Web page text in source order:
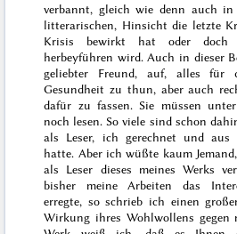
verbannt, gleich wie denn auch in
litterarischen, Hinsicht die letzte
Krisis bewirkt hat oder doch
herbeyführen wird. Auch in dieser
geliebter Freund, auf, alles für
Gesundheit zu thun, aber auch
dafür zu fassen. Sie müssen
noch lesen. So viele sind schon
als Leser, ich gerechnet und aus
hatte. Aber ich wüßte kaum
als Leser dieses meines Werks
bisher meine Arbeiten das
erregte, so schrieb ich einen
Wirkung ihres Wohlwollens gegen